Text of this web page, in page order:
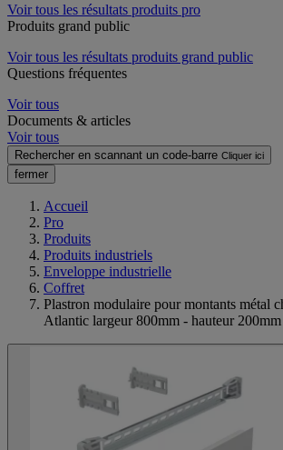
Voir tous les résultats produits pro
Produits grand public
Voir tous les résultats produits grand public
Questions fréquentes
Voir tous
Documents & articles
Voir tous
Rechercher en scannant un code-barre Cliquer ici
fermer
Accueil
Pro
Produits
Produits industriels
Enveloppe industrielle
Coffret
Plastron modulaire pour montants métal
Atlantic largeur 800mm - hauteur 200mm